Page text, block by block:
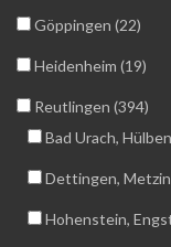
Göppingen (22)
Heidenheim (19)
Reutlingen (394)
Bad Urach,
Dettingen,
Hohenstein,